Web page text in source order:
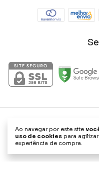
Ao navegar por este site
uso de cookies para agilizar
experiência de compra.
Fita Peroba Rosa
MADEIRAS
©2026. Disk Madeiras e